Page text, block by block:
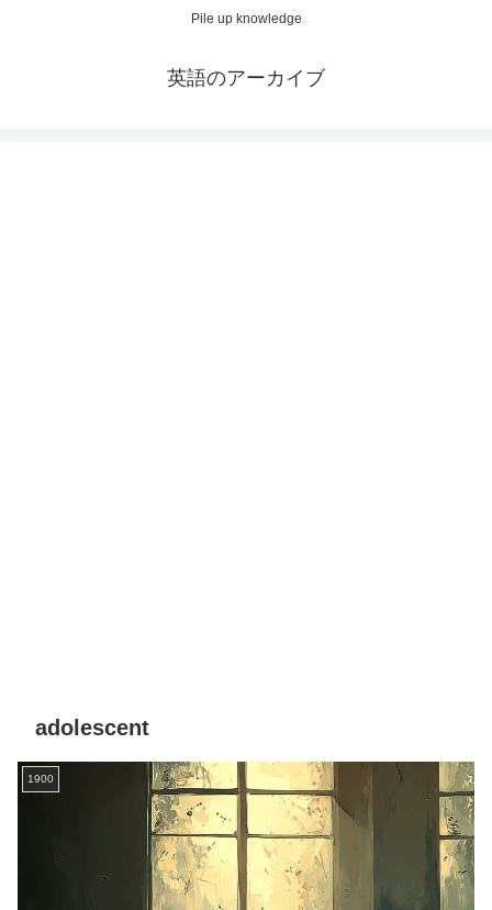
Pile up knowledge
英語のアーカイブ
adolescent
1900